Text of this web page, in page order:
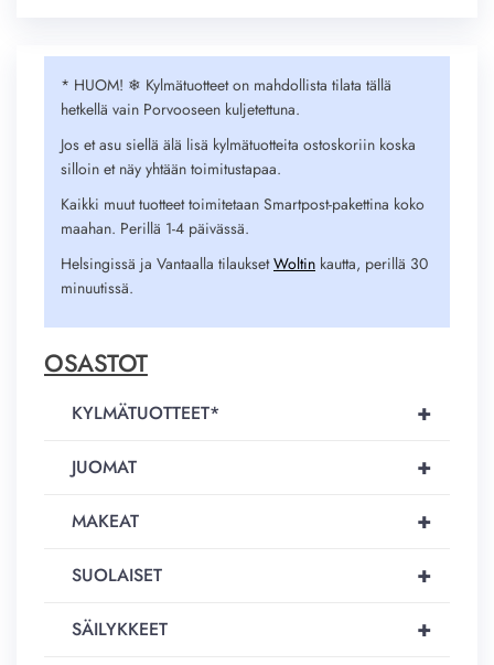
* HUOM! ❄︎ Kylmätuotteet on mahdollista tilata tällä
hetkellä vain Porvooseen kuljetettuna.
Jos et asu siellä älä lisä kylmätuotteita ostoskoriin koska
silloin et näy yhtään toimitustapaa.
Kaikki muut tuotteet toimitetaan Smartpost-pakettina koko
maahan. Perillä 1-4 päivässä.
Helsingissä ja Vantaalla tilauksetWoltin kautta, perillä 30
minuutissä.
OSASTOT
+
KYLMÄTUOTTEET*
+
JUOMAT
+
MAKEAT
+
SUOLAISET
+
SÄILYKKEET